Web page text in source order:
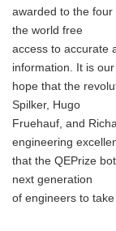
awarded to the four
the world free
access to accurate
information. It is our
hope that the
Spilker, Hugo
Fruehauf, and
engineering
that the QEPrize
next generation
of engineers to